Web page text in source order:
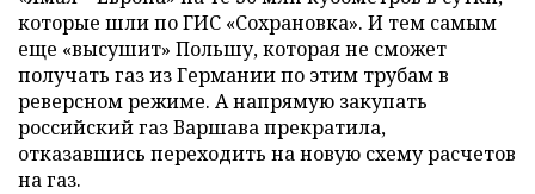
которые шли по ГИС «Сохрановка». И тем самым
еще «высушит» Польшу, которая не сможет
получать газ из Германии по этим трубам в
реверсном режиме. А напрямую закупать
российский газ Варшава прекратила,
отказавшись переходить на новую схему расчетов
на газ.